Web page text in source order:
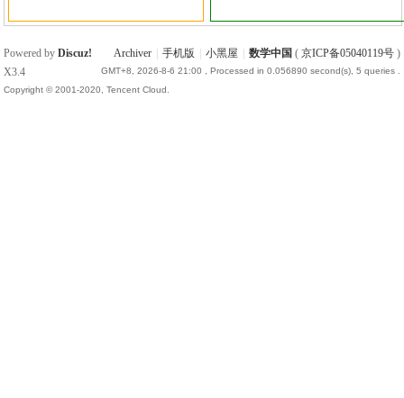
Archiver 手机版 小黑屋 数学中国 ( 京ICP备05040119号)
GMT+8, 2026-8-6 21:00 , Processed in 0.056890 second(s), 5 queries .
Powered byDiscuz!
X3.4
Copyright © 2001-2020, Tencent Cloud.